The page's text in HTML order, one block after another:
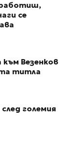
се
Везенков
титла
големия